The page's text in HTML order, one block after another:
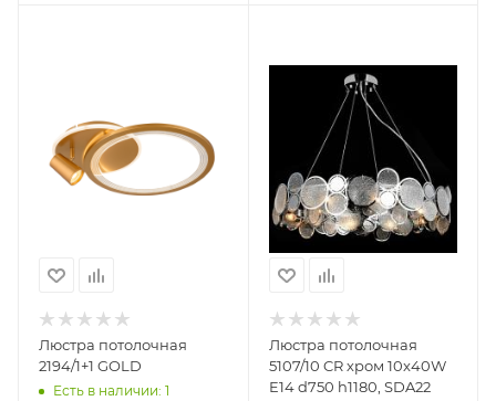
Люстра потолочная
2194/1+1 GOLD
Есть в наличии: 1
Люстра потолочная
5107/10 CR хром 10x40W
E14 d750 h1180, SDA22